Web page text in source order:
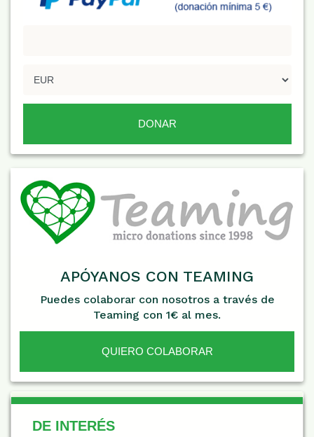
APÓYANOS CON TEAMING
Puedes colaborar con nosotros a través de
Teaming con 1€ al mes.
QUIERO COLABORAR
De Interés
DE INTERÉS